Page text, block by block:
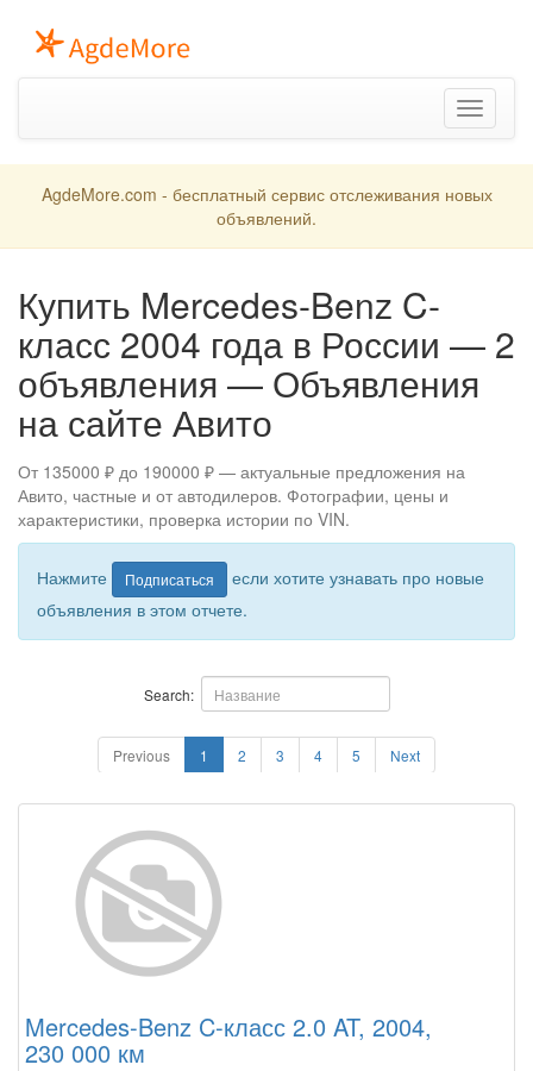
Toggle
navigation
AgdeMore.com - бесплатный сервис отслеживания новых
объявлений.
Купить Mercedes-Benz C-
класс 2004 года в России — 2
объявления — Объявления
на сайте Авито
От 135000 ₽ до 190000 ₽ — актуальные предложения на
Авито, частные и от автодилеров. Фотографии, цены и
характеристики, проверка истории по VIN.
Нажмите Подписаться
если хотите узнавать про новые
объявления в этом отчете.
Search:
Previous 1 2 3 4 5 Next
Mercedes-Benz C-класс 2.0 AT, 2004,
230 000 км